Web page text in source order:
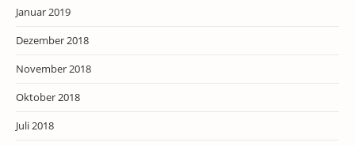
Januar 2019
Dezember 2018
November 2018
Oktober 2018
Juli 2018